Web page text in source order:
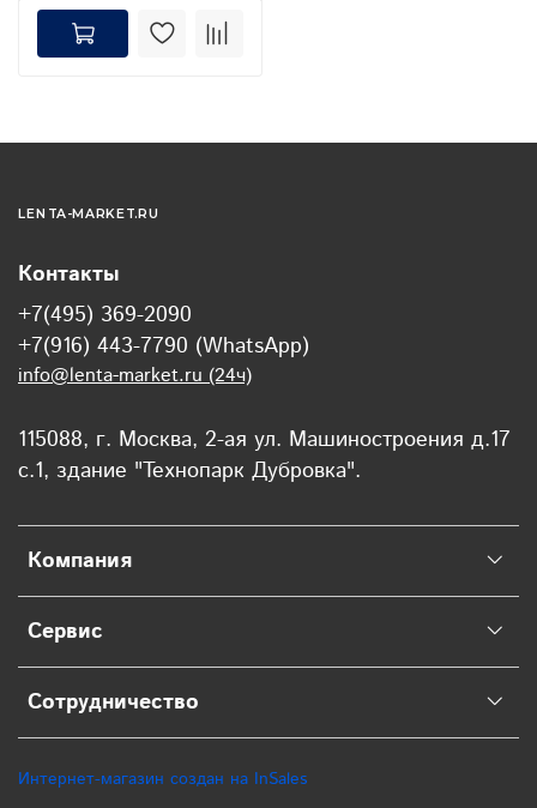
LENTA-MARKET.RU
Компания
Сервис
Сотрудничество
Контакты
+7(495) 369-2090
+7(916) 443-7790 (WhatsApp)
info@lenta-market.ru (24ч)
115088, г. Москва, 2-ая ул. Машиностроения д.17
с.1, здание "Технопарк Дубровка".
Интернет-магазин создан на InSales